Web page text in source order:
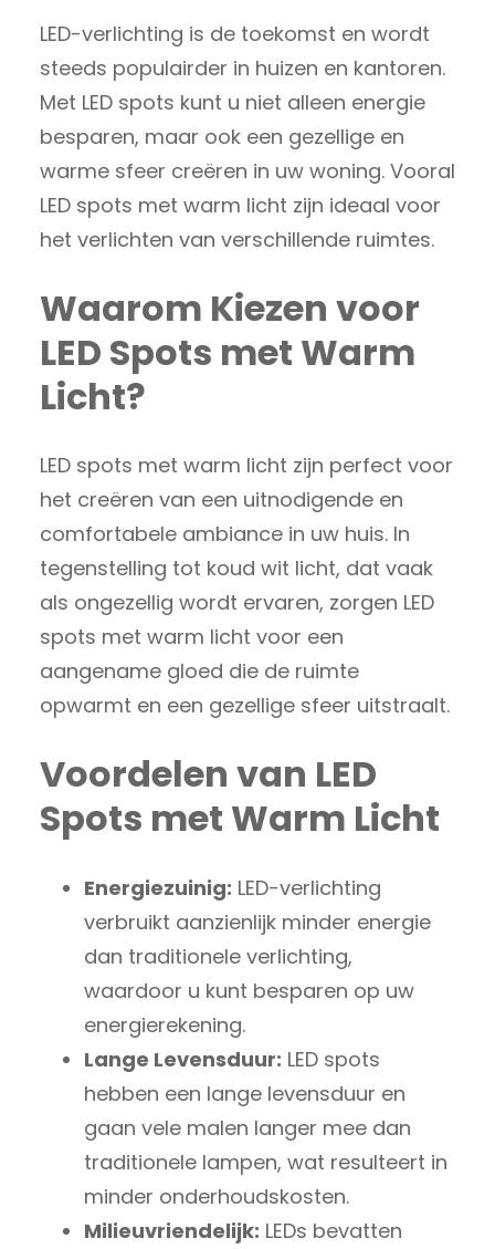
LED-verlichting is de toekomst en wordt
steeds populairder in huizen en kantoren.
Met LED spots kunt u niet alleen energie
besparen, maar ook een gezellige en
warme sfeer creëren in uw woning. Vooral
LED spots met warm licht zijn ideaal voor
het verlichten van verschillende ruimtes.
Waarom Kiezen voor
LED Spots met Warm
Licht?
LED spots met warm licht zijn perfect voor
het creëren van een uitnodigende en
comfortabele ambiance in uw huis. In
tegenstelling tot koud wit licht, dat vaak
als ongezellig wordt ervaren, zorgen LED
spots met warm licht voor een
aangename gloed die de ruimte
opwarmt en een gezellige sfeer uitstraalt.
Voordelen van LED
Spots met Warm Licht
Energiezuinig: LED-verlichting
verbruikt aanzienlijk minder energie
dan traditionele verlichting,
waardoor u kunt besparen op uw
energierekening.
Lange Levensduur: LED spots
hebben een lange levensduur en
gaan vele malen langer mee dan
traditionele lampen, wat resulteert in
minder onderhoudskosten.
Milieuvriendelijk: LEDs bevatten